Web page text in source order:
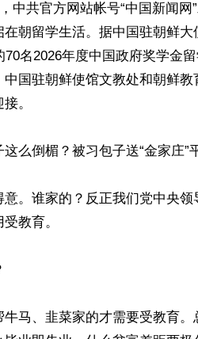
中共官方网站帐号“中国新闻
朝留学生活。据中国驻朝鲜
70名2026年度中国政府奖学金
中国驻朝鲜使馆文教处和朝鲜
。
么倒楣？被习包子送“金家庄”
意。谁家的？反正我们党中央
教育。
牛马、韭菜家的才需要受教育